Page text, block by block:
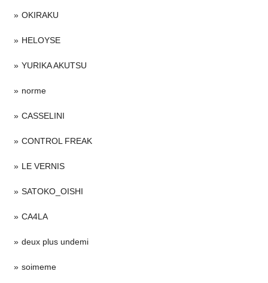
OKIRAKU
HELOYSE
YURIKA AKUTSU
norme
CASSELINI
CONTROL FREAK
LE VERNIS
SATOKO_OISHI
CA4LA
deux plus undemi
soimeme